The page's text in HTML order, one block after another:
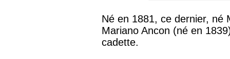
Né en 1881, ce dernier, né
Mariano Ancon (né en
cadette.